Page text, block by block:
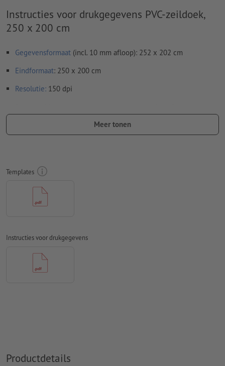
Instructies voor drukgegevens PVC-zeildoek,
250 x 200 cm
Gegevensformaat (incl. 10 mm afloop): 252 x 202 cm
Eindformaat: 250 x 200 cm
Resolutie: 150 dpi
Lettertypesmoeten volledig worden ingesloten of omgezet
Kleurmodus:
Spel- en zetfouten
Overdrukinstellingen
Inhoud vanformuliervelden
Hoe maak ik afdrukgegevens correct?
Meer tonen
Templates
Instructies voor drukgegevens
Productdetails